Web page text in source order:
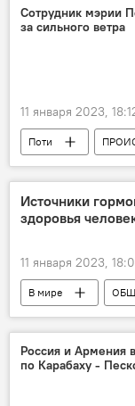
НОВОСТИ
Сотрудник мэрии
за сильного ветра
11 января 2023,
Поти
НОВОСТИ
Источники
здоровья
11 января 2023,
В мире
Норвегия
Россия и Армения
по Карабаху -